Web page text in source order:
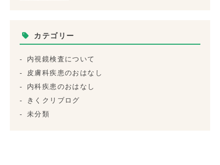
カテゴリー
内視鏡検査について
皮膚科疾患のおはなし
内科疾患のおはなし
きくクリブログ
未分類